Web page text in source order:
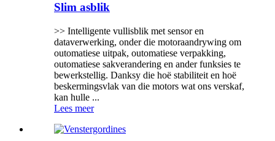
Slim asblik
>> Intelligente vullisblik met sensor en
dataverwerking, onder die motoraandrywing om
outomatiese uitpak, outomatiese verpakking,
outomatiese sakverandering en ander funksies te
bewerkstellig. Danksy die hoë stabiliteit en hoë
beskermingsvlak van die motors wat ons verskaf,
kan hulle ...
Lees meer